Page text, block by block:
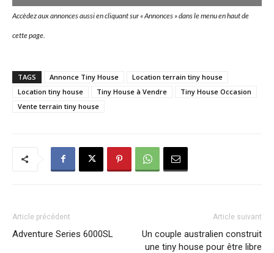
Accèdez aux annonces aussi en cliquant sur « Annonces » dans le menu en haut de
cette page.
TAGS Annonce Tiny House
Location terrain tiny house
Location tiny house
Tiny House à Vendre
Tiny House Occasion
Vente terrain tiny house
Article précédent
Adventure Series 6000SL
Article suivant
Un couple australien construit
une tiny house pour être libre